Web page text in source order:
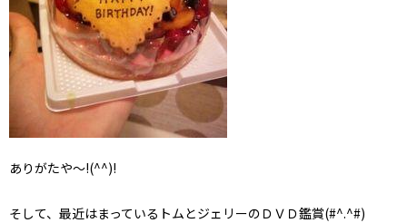
ありがたや～!(^^)!
そして、最近はまっているトムとジェリーのＤＶＤ鑑賞(#^.^#)